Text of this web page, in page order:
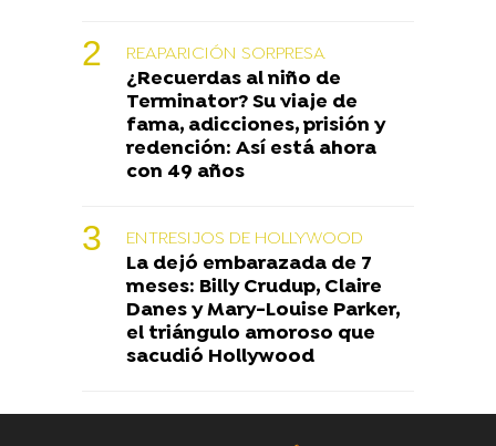
REAPARICIÓN SORPRESA
¿Recuerdas al niño de
Terminator? Su viaje de
fama, adicciones, prisión y
redención: Así está ahora
con 49 años
ENTRESIJOS DE HOLLYWOOD
La dejó embarazada de 7
meses: Billy Crudup, Claire
Danes y Mary-Louise Parker,
el triángulo amoroso que
sacudió Hollywood